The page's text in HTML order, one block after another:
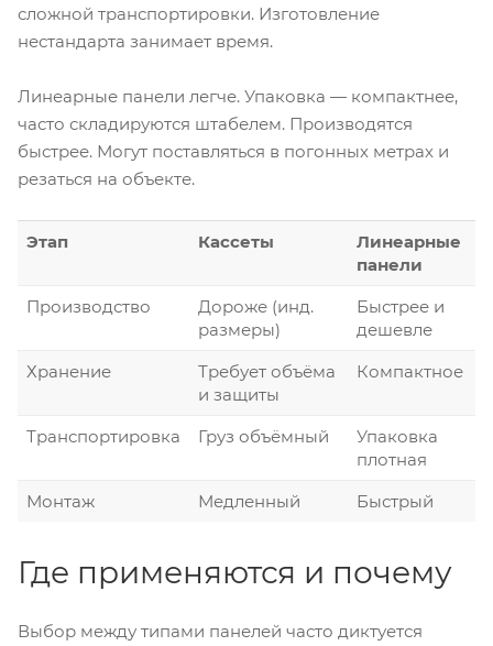
сложной транспортировки. Изготовление
нестандарта занимает время.
Линеарные панели легче. Упаковка — компактнее,
часто складируются штабелем. Производятся
быстрее. Могут поставляться в погонных метрах и
резаться на объекте.
Этап Кассеты
Линеарные
панели
Производство
Дороже (инд.
размеры)
Быстрее и
дешевле
Хранение
Требует объёма
и защиты
Компактное
Транспортировка Груз объёмный
Упаковка
плотная
Монтаж
Медленный Быстрый
Где применяются и почему
Выбор между типами панелей часто диктуется